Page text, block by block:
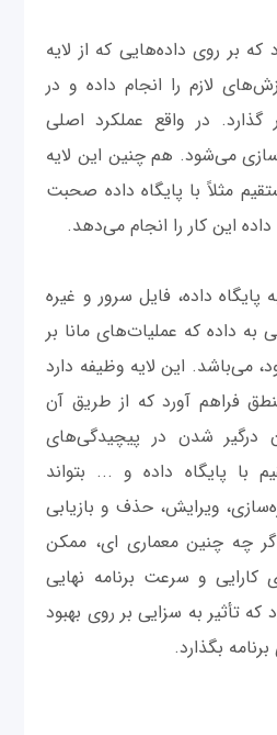
که بر روی داده‌هایی که از لایه
لازم را انجام داده و در
گذارد. در واقع عملکرد اصلی
می‌شود. هم چنین این لایه
مثلاً با پایگاه داده صحبت
این کار را انجام می‌دهد.
پایگاه داده، فایل سرور و غیره
داده که عملیات‌های مانا بر
می‌باشد. این لایه وظیفه دارد
فراهم آورد که از طریق آن
درگیر شدن در پیچیدگی‌های
با پایگاه داده و ... بتواند
ویرایش، حذف و بازیابی
چه چنین معماری ای، ممکن
کارایی و سرعت برنامه نهایی
تأثیر به سزایی بر روی بهبود
بگذارد.